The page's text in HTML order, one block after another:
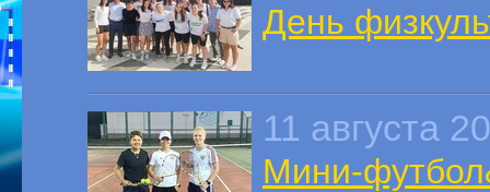
День
11 августа
Мини-